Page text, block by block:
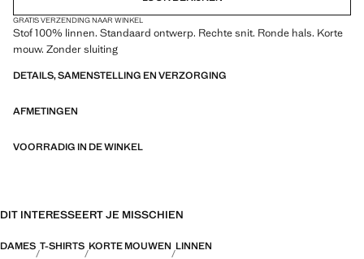
GRATIS VERZENDING NAAR WINKEL
Stof 100% linnen. Standaard ontwerp. Rechte snit. Ronde hals. Korte
mouw. Zonder sluiting
DETAILS, SAMENSTELLING EN VERZORGING
AFMETINGEN
VOORRADIG IN DE WINKEL
DIT INTERESSEERT JE MISSCHIEN
DAMES T-SHIRTS KORTE MOUWEN LINNEN